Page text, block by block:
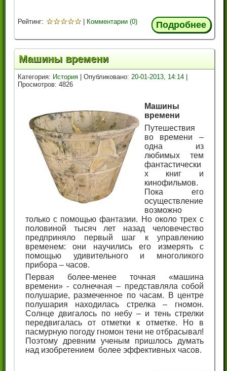
Рейтинг: ☆☆☆☆☆ Комментарии (0) Подробнее
Машины времени
Категория: История | Опубликовано: 20-01-2013, 14:14 |
Просмотров: 4826
Машины
времени
Путешествия
во времени –
одна из
любимых тем
фантастически
х книг и
кинофильмов.
Пока его
осуществление
возможно
только с помощью фантазии. Но около трех с
половиной тысяч лет назад человечество
предприняло первый шаг к управлению
временем: они научились его измерять с
помощью удивительного и многоликого
прибора – часов.
Первая более-менее точная «машина
времени» - солнечная – представляла собой
полушарие, размеченное по часам. В центре
полушария находилась стрелка – гномон.
Солнце двигалось по небу – и тень стрелки
передвигалась от отметки к отметке. Но в
пасмурную погоду гномон тени не отбрасывал!
Поэтому древним ученым пришлось думать
над изобретением более эффективных часов.